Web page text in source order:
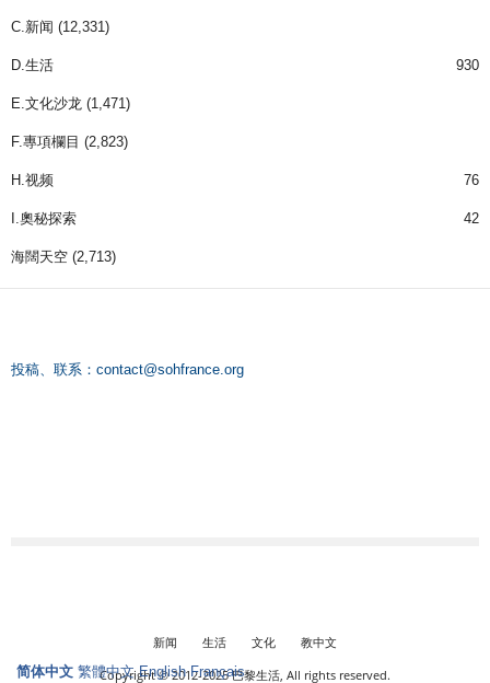
C.新闻 (12,331)
D.生活 930
E.文化沙龙 (1,471)
F.專項欄目 (2,823)
H.视频 76
I.奧秘探索 42
海闊天空 (2,713)
投稿、联系： contact@sohfrance.org
新闻 生活 文化
教中文
Copyright © 2012-2025 巴黎生活, All rights reserved.
简体中文 繁體中文 English Français